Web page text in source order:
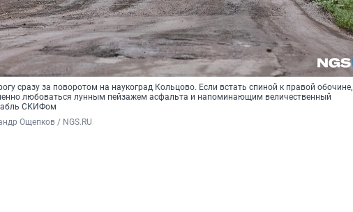
сразу за поворотом на наукоград Кольцово. Если встать спиной к правой обочине,
любоваться лунным пейзажем асфальта и напоминающим величественный
СКИФом
Ощепков / NGS.RU